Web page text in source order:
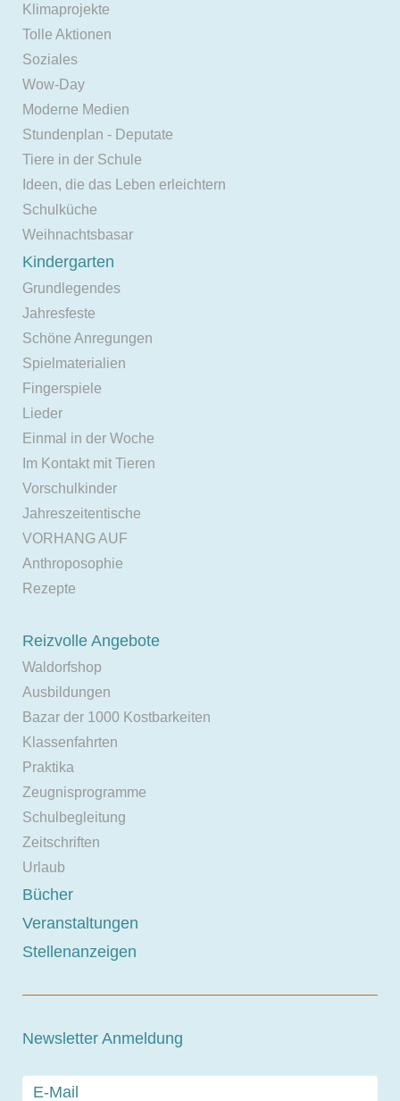
Klimaprojekte
Tolle Aktionen
Soziales
Wow-Day
Moderne Medien
Stundenplan - Deputate
Tiere in der Schule
Ideen, die das Leben erleichtern
Schulküche
Weihnachtsbasar
Kindergarten
Grundlegendes
Jahresfeste
Schöne Anregungen
Spielmaterialien
Fingerspiele
Lieder
Einmal in der Woche
Im Kontakt mit Tieren
Vorschulkinder
Jahreszeitentische
VORHANG AUF
Anthroposophie
Rezepte
Reizvolle Angebote
Waldorfshop
Ausbildungen
Bazar der 1000 Kostbarkeiten
Klassenfahrten
Praktika
Zeugnisprogramme
Schulbegleitung
Zeitschriften
Urlaub
Bücher
Veranstaltungen
Stellenanzeigen
Newsletter Anmeldung